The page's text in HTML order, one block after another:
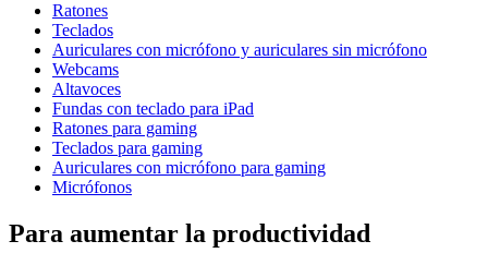
Ratones
Teclados
Auriculares con micrófono y auriculares sin micrófono
Webcams
Altavoces
Fundas con teclado para iPad
Ratones para gaming
Teclados para gaming
Auriculares con micrófono para gaming
Micrófonos
Para aumentar la productividad